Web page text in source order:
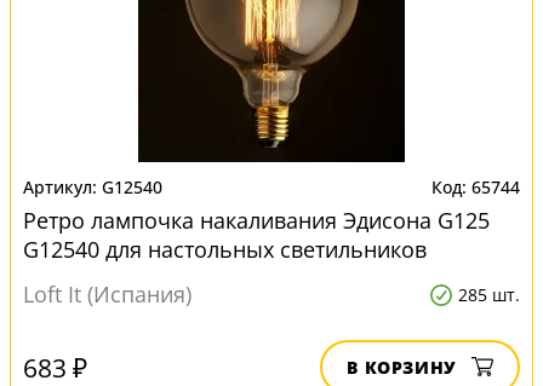
G12540 65744
Ретро лампочка накаливания Эдисона G125
G12540 для настольных светильников
Loft It (Испания)
285 шт.
683 ₽ В КОРЗИНУ